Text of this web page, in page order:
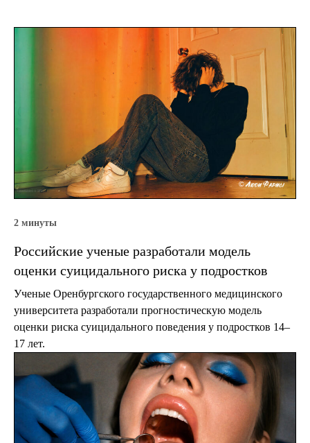
2 минуты
Российские ученые разработали модель
оценки суицидального риска у подростков
Ученые Оренбургского государственного медицинского
университета разработали прогностическую модель
оценки риска суицидального поведения у подростков 14–
17 лет.